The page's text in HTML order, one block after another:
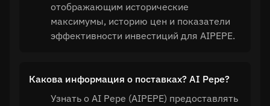
отображающим исторические
максимумы, историю цен и показатели
эффективности инвестиций для AIPEPE.
Какова информация о поставках? AI Pepe?
Узнать о AI Pepe (AIPEPE) предоставлять